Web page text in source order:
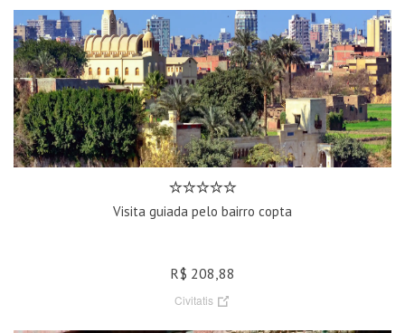
Visita guiada pelo bairro copta
R$ 208,88
Civitatis